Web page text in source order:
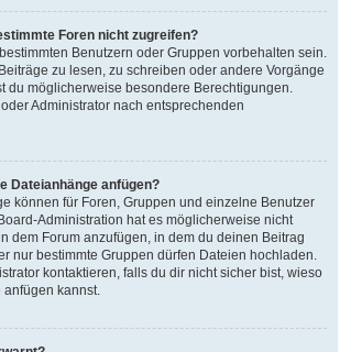
Foren nicht zugreifen?
Benutzern oder Gruppen vorbehalten sein.
zu lesen, zu schreiben oder andere Vorgänge
du möglicherweise besondere Berechtigungen.
Administrator nach entsprechenden
Dateianhänge anfügen?
können für Foren, Gruppen und einzelne Benutzer
Administration hat es möglicherweise nicht
dem Forum anzufügen, in dem du deinen Beitrag
nur bestimmte Gruppen dürfen Dateien hochladen.
kontaktieren, falls du dir nicht sicher bist, wieso
kannst.